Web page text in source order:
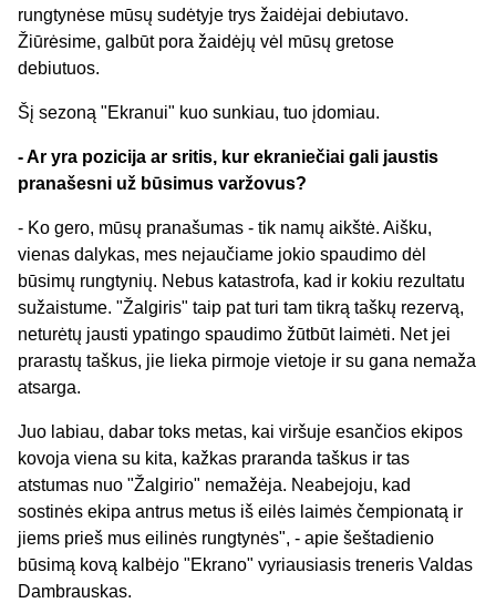
rungtynėse mūsų sudėtyje trys žaidėjai debiutavo.
Žiūrėsime, galbūt pora žaidėjų vėl mūsų gretose
debiutuos.
Šį sezoną "Ekranui" kuo sunkiau, tuo įdomiau.
- Ar yra pozicija ar sritis, kur ekraniečiai gali jaustis
pranašesni už būsimus varžovus?
- Ko gero, mūsų pranašumas - tik namų aikštė. Aišku,
vienas dalykas, mes nejaučiame jokio spaudimo dėl
būsimų rungtynių. Nebus katastrofa, kad ir kokiu rezultatu
sužaistume. "Žalgiris" taip pat turi tam tikrą taškų rezervą,
neturėtų jausti ypatingo spaudimo žūtbūt laimėti. Net jei
prarastų taškus, jie lieka pirmoje vietoje ir su gana nemaža
atsarga.
Juo labiau, dabar toks metas, kai viršuje esančios ekipos
kovoja viena su kita, kažkas praranda taškus ir tas
atstumas nuo "Žalgirio" nemažėja. Neabejoju, kad
sostinės ekipa antrus metus iš eilės laimės čempionatą ir
jiems prieš mus eilinės rungtynės", - apie šeštadienio
būsimą kovą kalbėjo "Ekrano" vyriausiasis treneris Valdas
Dambrauskas.